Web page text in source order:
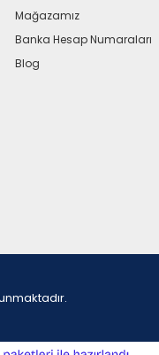
Mağazamız
Banka Hesap Numaraları
Blog